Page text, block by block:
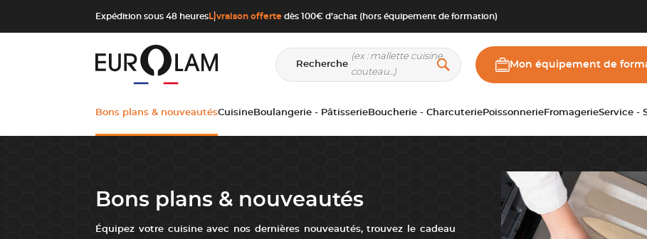
Expédition sous 48 heures Livraison offerte dès 100€ d’achat (hors équipement de formation)
Recherche Mon équipement de
Bons plans & nouveautésCuisine Boulangerie - Pâtisserie Boucherie - Charcuterie Poissonnerie FromagerieService -
Bons plans & nouveautés
Équipez votre cuisine avec nos dernières nouveautés, trouvez le cadeau